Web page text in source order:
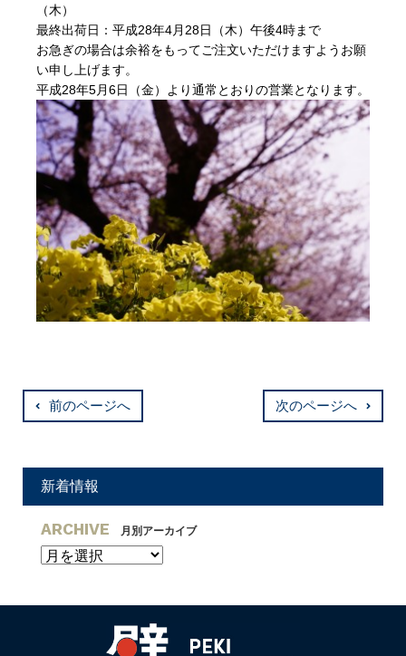
（木）
最終出荷日：平成28年4月28日（木）午後4時まで
お急ぎの場合は余裕をもってご注文いただけますようお願
い申し上げます。
平成28年5月6日（金）より通常とおりの営業となります。
前のページへ 次のページへ
新着情報
ARCHIVE 月別アーカイブ